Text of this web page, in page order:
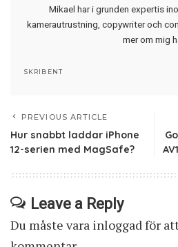
Mikael har i grunden expertis
kamerautrustning, copywriter och
mer om mig
SKRIBENT
PREVIOUS ARTICLE
Hur snabbt laddar iPhone
12-serien med MagSafe?
Leave a Reply
Du måste vara inloggadför